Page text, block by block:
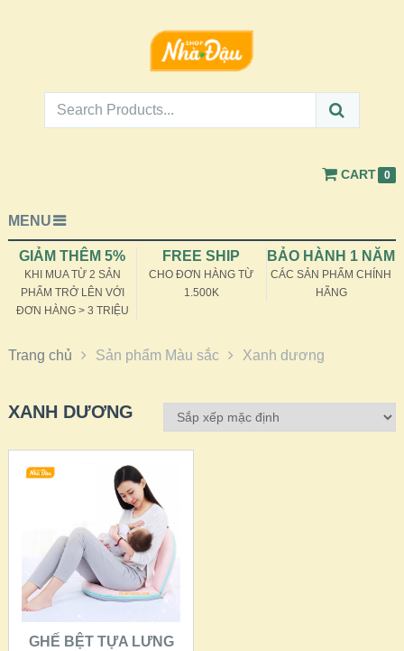
CART 0
MENU
GIẢM THÊM 5%
KHI MUA TỪ 2 SẢN
PHẨM TRỞ LÊN VỚI
ĐƠN HÀNG > 3 TRIỆU
FREE SHIP
CHO ĐƠN HÀNG TỪ
1.500K
BẢO HÀNH 1 NĂM
CÁC SẢN PHẨM CHÍNH
HÃNG
Trang chủ Sản phẩm Màu sắc Xanh dương
XANH DƯƠNG
QUICK LOOK
VIEW DETAILS
CHỌN
GHẾ BỆT TỰA LƯNG